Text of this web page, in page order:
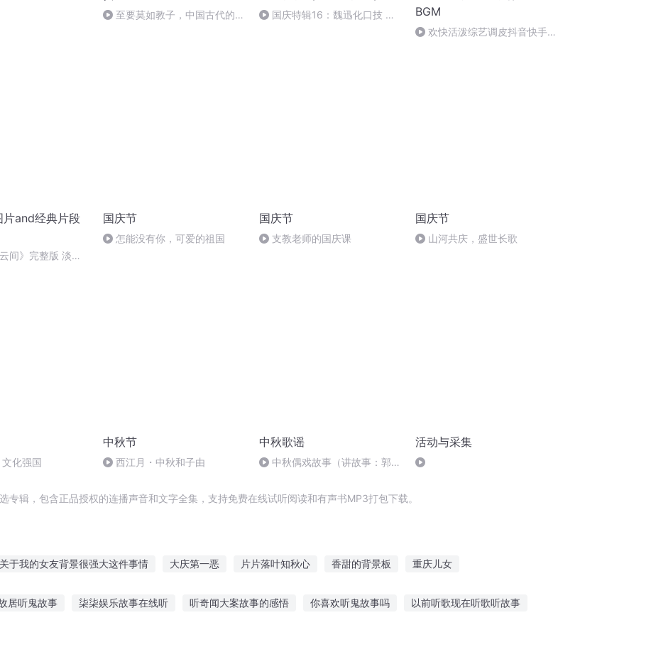
至要莫如教子，中国古代的家
国庆特辑16：魏迅化口技 二
BGM
欢快活泼综艺调皮抖音快手短
片and经典片段
间》完整版 淡淡
国庆节
怎能没有你，可爱的祖国
国庆节
支教老师的国庆课
国庆节
山河共庆，盛世长歌
化强国
中秋节
西江月・中秋和子由
中秋歌谣
中秋偶戏故事（讲故事：郭
活动与采集
专辑，包含正品授权的连播声音和文字全集，支持免费在线试听阅读和有声书MP3打包下载。
关于我的女友背景很强大这件事情 大庆第一恶 片片落叶知秋心 香甜的背景板 重庆儿女
居听鬼故事 柒柒娱乐故事在线听 听奇闻大案故事的感悟 你喜欢听鬼故事吗 以前听歌现在听歌听故事